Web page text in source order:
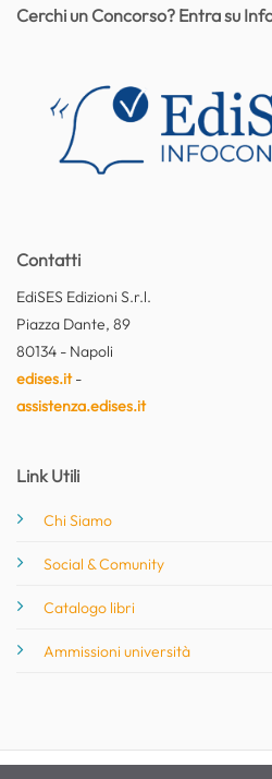
Contatti
EdiSES Edizioni S.r.l.
Piazza Dante, 89
80134 - Napoli
edises.it-
assistenza.edises.it
Link Utili
Chi Siamo
Social & Comunity
Catalogo libri
Ammissioni università
Cerchi un Concorso? Entra su